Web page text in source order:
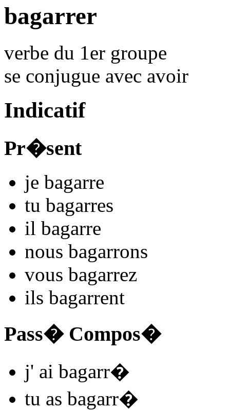
bagarrer
verbe du 1er groupe
se conjugue avec avoir
Indicatif
Pr�sent
je bagarre
tu bagarres
il bagarre
nous bagarrons
vous bagarrez
ils bagarrent
Pass� Compos�
j' ai bagarr�
tu as bagarr�